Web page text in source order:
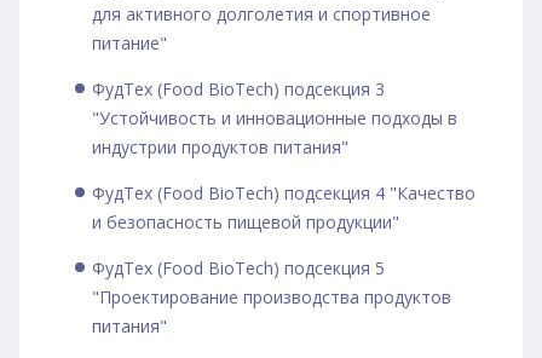
для активного долголетия и спортивное
питание"
ФудТех (Food BioTech) подсекция 3
"Устойчивость и инновационные подходы в
индустрии продуктов питания"
ФудТех (Food BioTech) подсекция 4 "Качество
и безопасность пищевой продукции"
ФудТех (Food BioTech) подсекция 5
"Проектирование производства продуктов
питания"